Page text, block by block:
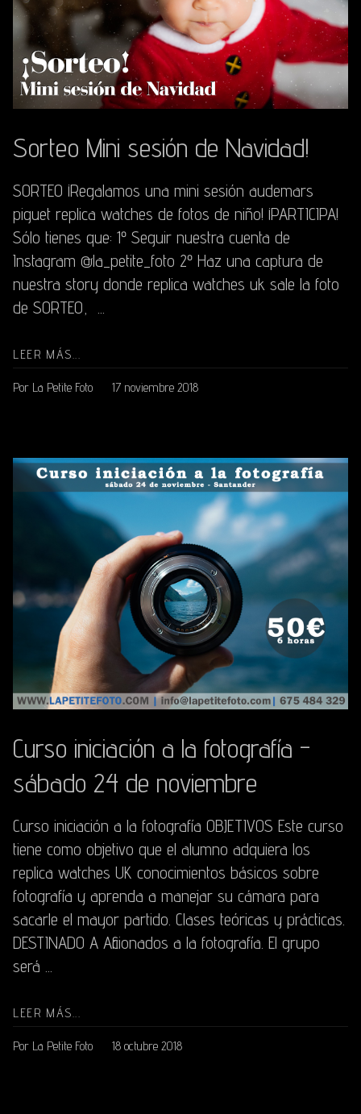
Sorteo Mini sesión de Navidad!
SORTEO ¡Regalamos una mini sesión audemars
piguet replica watches de fotos de niño! ¡PARTICIPA!
Sólo tienes que: 1º Seguir nuestra cuenta de
Instagram @la_petite_foto 2º Haz una captura de
nuestra story donde replica watches uk sale la foto
de SORTEO, ...
LEER MÁS...
Por La Petite Foto 17 noviembre 2018
Curso iniciación a la fotografía -
sábado 24 de noviembre
Curso iniciación a la fotografía OBJETIVOS Este curso
tiene como objetivo que el alumno adquiera los
replica watches UK conocimientos básicos sobre
fotografía y aprenda a manejar su cámara para
sacarle el mayor partido. Clases teóricas y prácticas.
DESTINADO A Aficionados a la fotografía. El grupo
será ...
LEER MÁS...
Por La Petite Foto 18 octubre 2018